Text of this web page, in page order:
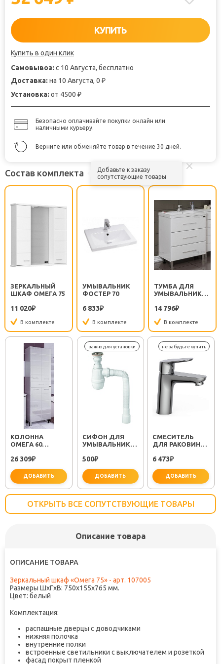
КУПИТЬ
Купить в один клик
Самовывоз: с 10 Августа, бесплатно
Доставка: на 10 Августа, 0 ₽
Установка: от 4500 ₽
Безопасно оплачивайте покупки онлайн или
наличными курьеру.
Верните или обменяйте товар в течение 30 дней.
Состав комплекта
Добавьте к заказу
сопутствующие товары
ЗЕРКАЛЬНЫЙ
ШКАФ ОМЕГА 75
11 020₽
В комплекте
УМЫВАЛЬНИК
ФОСТЕР 70
6 833₽
В комплекте
ТУМБА ДЛЯ
УМЫВАЛЬНИКА
ЯЩИКАМИ
14 796₽
В комплекте
КОЛОННА
ОМЕГА 60
26 309₽
ДОБАВИТЬ
СИФОН ДЛЯ
УМЫВАЛЬНИКА
(30718050)
500₽
ДОБАВИТЬ
СМЕСИТЕЛЬ
ДЛЯ РАКОВИНЫ
TOK-SEM-1011
6 473₽
ДОБАВИТЬ
ОТКРЫТЬ ВСЕ СОПУТСТВУЮЩИЕ ТОВАРЫ
Описание товара
ОПИСАНИЕ ТОВАРА
Зеркальный шкаф «Омега 75» - арт. 107005
Размеры ШxГxВ: 750x155x765 мм.
Цвет: белый
Комплектация:
распашные дверцы с доводчиками
нижняя полочка
внутренние полки
встроенные светильники с выключателем и розеткой
фасад покрыт пленкой